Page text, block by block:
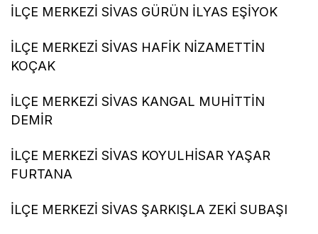
İLÇE MERKEZİ SİVAS GÜRÜN İLYAS EŞİYOK
İLÇE MERKEZİ SİVAS HAFİK NİZAMETTİN
KOÇAK
İLÇE MERKEZİ SİVAS KANGAL MUHİTTİN
DEMİR
İLÇE MERKEZİ SİVAS KOYULHİSAR YAŞAR
FURTANA
İLÇE MERKEZİ SİVAS ŞARKIŞLA ZEKİ SUBAŞI